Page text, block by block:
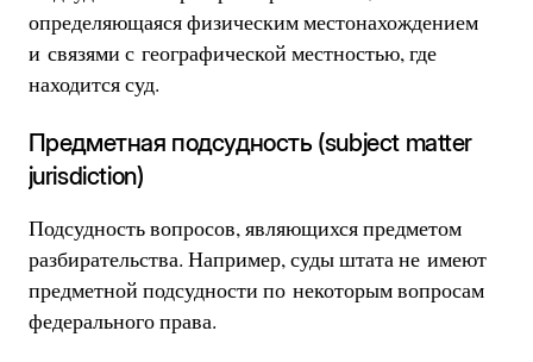
определяющаяся физическим местонахождением
и связями с географической местностью, где
находится суд.
Предметная подсудность (subject matter
jurisdiction)
Подсудность вопросов, являющихся предметом
разбирательства. Например, суды штата не имеют
предметной подсудности по некоторым вопросам
федерального права.